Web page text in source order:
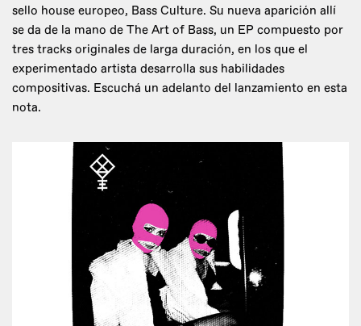
sello house europeo, Bass Culture. Su nueva aparición allí
se da de la mano de The Art of Bass, un EP compuesto por
tres tracks originales de larga duración, en los que el
experimentado artista desarrolla sus habilidades
compositivas. Escuchá un adelanto del lanzamiento en esta
nota.